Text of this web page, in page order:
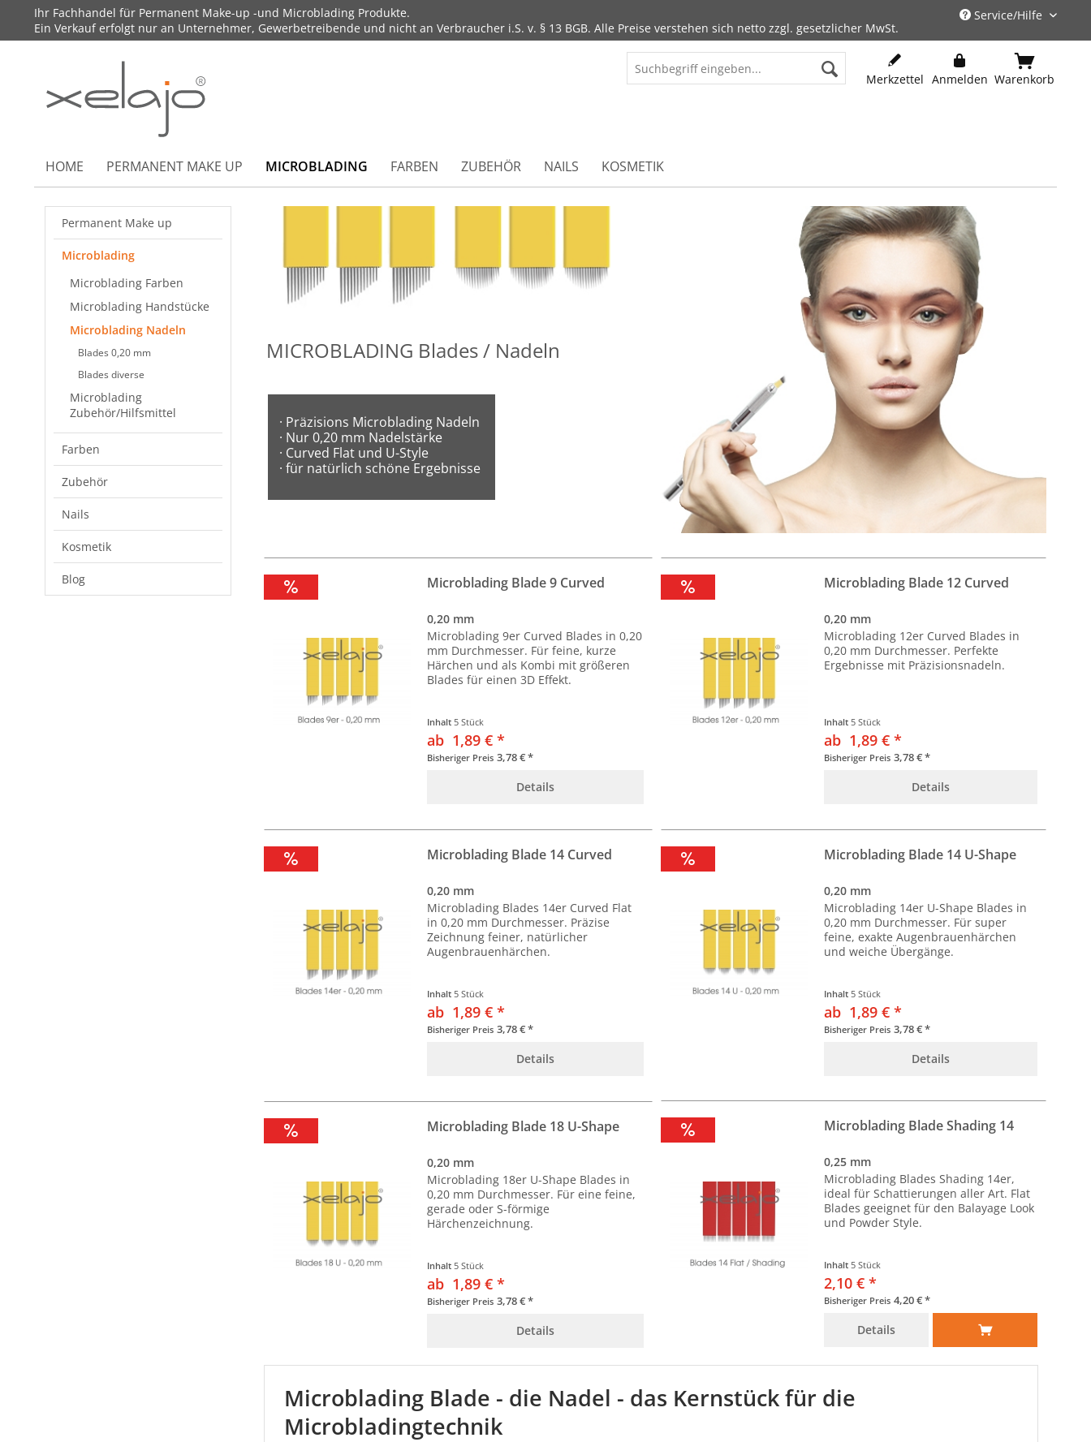
Ihr Fachhandel für Permanent Make-up -und Microblading Produkte.
Ein Verkauf erfolgt nur an Unternehmer, Gewerbetreibende und nicht an Verbraucher i.S. v. § 13 BGB. Alle Preise verstehen sich netto zzgl. gesetzlicher MwSt.
Service/Hilfe
Warenkorb
Anmelden
Merkzettel
HOME PERMANENT MAKE UP MICROBLADING FARBEN ZUBEHÖR NAILS KOSMETIK
Permanent Make up
Microblading
Microblading Farben
Microblading Handstücke
Microblading Nadeln
Blades 0,20 mm
Blades diverse
Microblading
Zubehör/Hilfsmittel
Farben
Zubehör
Nails
Kosmetik
Blog
MICROBLADING Blades / Nadeln
· Präzisions Microblading Nadeln
· Nur 0,20 mm Nadelstärke
· Curved Flat und U-Style
· für natürlich schöne Ergebnisse
Microblading Blade 9 Curved
0,20 mm
Microblading 9er Curved Blades in 0,20
mm Durchmesser. Für feine, kurze
Härchen und als Kombi mit größeren
Blades für einen 3D Effekt.
Inhalt 5 Stück
ab 1,89 € *
Bisheriger Preis 3,78 € *
Details
Microblading Blade 12 Curved
0,20 mm
Microblading 12er Curved Blades in
0,20 mm Durchmesser. Perfekte
Ergebnisse mit Präzisionsnadeln.
Inhalt 5 Stück
ab 1,89 € *
Bisheriger Preis 3,78 € *
Details
Microblading Blade 14 Curved
0,20 mm
Microblading Blades 14er Curved Flat
in 0,20 mm Durchmesser. Präzise
Zeichnung feiner, natürlicher
Augenbrauenhärchen.
Inhalt 5 Stück
ab 1,89 € *
Bisheriger Preis 3,78 € *
Details
Microblading Blade 14 U-Shape
0,20 mm
Microblading 14er U-Shape Blades in
0,20 mm Durchmesser. Für super
feine, exakte Augenbrauenhärchen
und weiche Übergänge.
Inhalt 5 Stück
ab 1,89 € *
Bisheriger Preis 3,78 € *
Details
Microblading Blade 18 U-Shape
0,20 mm
Microblading 18er U-Shape Blades in
0,20 mm Durchmesser. Für eine feine,
gerade oder S-förmige
Härchenzeichnung.
Inhalt 5 Stück
ab 1,89 € *
Bisheriger Preis 3,78 € *
Details
Microblading Blade Shading 14
0,25 mm
Microblading Blades Shading 14er,
ideal für Schattierungen aller Art. Flat
Blades geeignet für den Balayage Look
und Powder Style.
Inhalt 5 Stück
2,10 € *
Bisheriger Preis 4,20 € *
Details
Microblading Blade - die Nadel - das Kernstück für die
Microbladingtechnik